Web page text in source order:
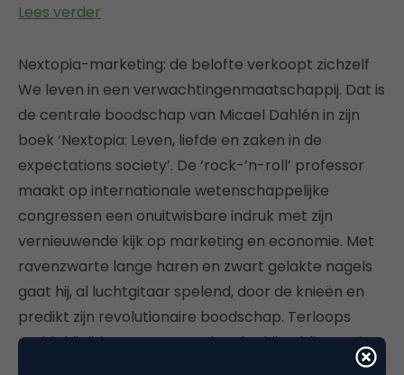
Lees verder
Nextopia-marketing: de belofte verkoopt zichzelf
We leven in een verwachtingenmaatschappij. Dat is
de centrale boodschap van Micael Dahlén in zijn
boek ‘Nextopia: Leven, liefde en zaken in de
expectations society’. De ‘rock-’n-roll’ professor
maakt op internationale wetenschappelijke
congressen een onuitwisbare indruk met zijn
vernieuwende kijk op marketing en economie. Met
ravenzwarte lange haren en zwart gelakte nagels
gaat hij, al luchtgitaar spelend, door de knieën en
predikt zijn revolutionaire boodschap. Terloops
meldt hij tijdens zo’n optreden dat hij publiceert in